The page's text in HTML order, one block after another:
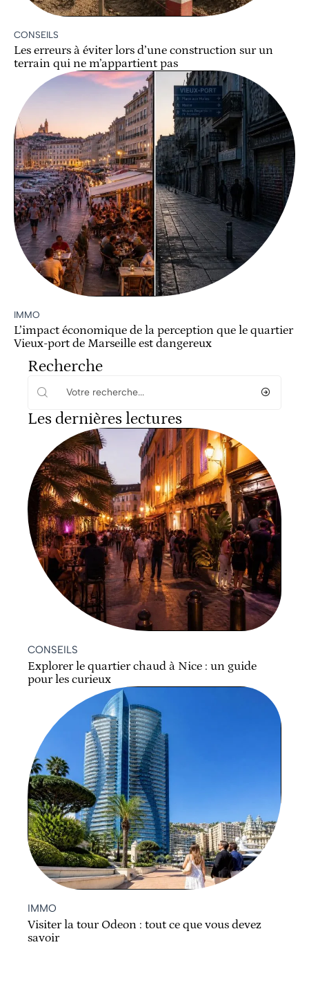
CONSEILS
Les erreurs à éviter lors d’une construction sur un
terrain qui ne m’appartient pas
IMMO
L’impact économique de la perception que le quartier
Vieux-port de Marseille est dangereux
Recherche
Les dernières lectures
CONSEILS
Explorer le quartier chaud à Nice : un guide
pour les curieux
IMMO
Visiter la tour Odeon : tout ce que vous devez
savoir